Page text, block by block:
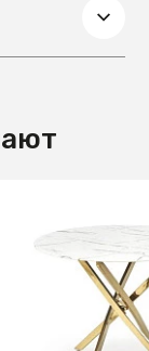
37 560 ₽
Стол обеденный
RAYMOND 2